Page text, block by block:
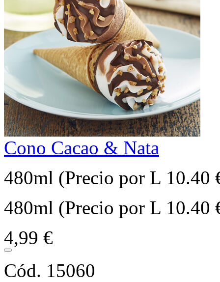
Cono Cacao & Nata
480ml (Precio por L 10.40
480ml (Precio por L 10.40
4,99 €
Cód. 15060